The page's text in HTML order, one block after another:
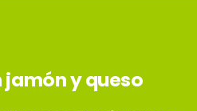
jamónyqueso